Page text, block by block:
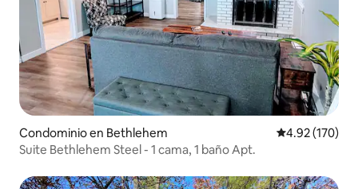
Condominio en Bethlehem Calificación
4.92 (170)
Suite Bethlehem Steel - 1 cama, 1 baño Apt.